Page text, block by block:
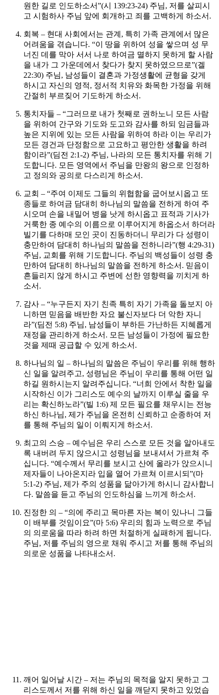
원한 길로 인도하소서”(시 139:23-24) 주님, 저를 살피시
고 시험하사 주님 앞에 회개하고 죄를 고백하게 하소서.
회복 – 현대 사회에서는 관계, 특히 가족 관계에서 많은
어려움을 겪습니다. “이 땅을 위하여 성을 쌓으며 성 무
너진 데를 막아 서서 나로 하여금 멸하지 못하게 할 사람
을 내가 그 가운데에서 찾다가 찾지 못하였으므로”(겔
22:30) 주님, 남성들이 결혼과 가정생활에 균형을 갖게
하시고 자신의 영적, 정서적 치유와 화목한 가정을 위해
간절히 부르짖어 기도하게 하소서.
통치자들 – “그러므로 내가 첫째로 권하노니 모든 사람
을 위하여 간구와 기도와 도고와 감사를 하되 임금들과
높은 지위에 있는 모든 사람을 위하여 하라 이는 우리가
모든 경건과 단정함으로 고요하고 평안한 생활을 하려
함이라”(딤전 2:1-2) 주님, 나라의 모든 통치자를 위해 기
도합니다. 모든 영역에서 주님을 만왕의 왕으로 인정하
고 정의와 공의로 다스리게 하소서.
교회 – “주여 이제도 그들의 위협함을 굽어보시옵고 또
종들로 하여금 담대히 하나님의 말씀을 전하게 하여 주
시오며 손을 내밀어 병을 낫게 하시옵고 표적과 기사가
거룩한 종 예수의 이름으로 이루어지게 하옵소서 하더라
빌기를 다하매 모인 곳이 진동하더니 무리가 다 성령이
충만하여 담대히 하나님의 말씀을 전하니라”(행 4:29-31)
주님, 교회를 위해 기도합니다. 주님의 백성들이 성령 충
만하여 담대히 하나님의 말씀을 전하게 하소서. 믿음이
흔들리지 않게 하시고 주변에 선한 영향력을 끼치게 하
소서.
감사 – “누구든지 자기 친족 특히 자기 가족을 돌보지 아
니하면 믿음을 배반한 자요 불신자보다 더 악한 자니
라”(딤전 5:8) 주님, 남성들이 부하든 가난하든 지혜롭게
재정을 관리하게 하소서. 모든 남성들이 가정에 필요한
것을 제때 공급할 수 있게 하소서.
하나님의 일 – 하나님의 말씀은 주님이 우리를 위해 행하
신 일을 알려주고, 성령님은 주님이 우리를 통해 어떤 일
하길 원하시는지 알려주십니다. “너희 안에서 착한 일을
시작하신 이가 그리스도 예수의 날까지 이루실 줄을 우
리는 확신하노라”(빌 1:6) 제 모든 필요를 채우시는 전능
하신 하나님, 제가 주님을 온전히 신뢰하고 순종하여 저
를 통해 주님의 일이 이뤄지게 하소서.
최고의 스승 – 예수님은 우리 스스로 모든 것을 알아내도
록 내버려 두지 않으시고 성령님을 보내셔서 가르쳐 주
십니다. “예수께서 무리를 보시고 산에 올라가 앉으시니
제자들이 나아온지라 입을 열어 가르쳐 이르시되”(마
5:1-2) 주님, 제가 주의 성품을 닮아가게 하시니 감사합니
다. 말씀을 듣고 주님의 인도하심을 느끼게 하소서.
진정한 의 – “의에 주리고 목마른 자는 복이 있나니 그들
이 배부를 것임이요”(마 5:6) 우리의 힘과 노력으로 주님
의 의로움을 따라 하려 하면 처절하게 실패하게 됩니다.
주님, 저를 주님의 영으로 채워 주시고 저를 통해 주님의
의로운 성품을 나타내소서.
깨어 일어날 시간 – 저는 주님의 목적을 알지 못하고 그
리스도께서 저를 위해 하신 일을 깨닫지 못하고 있었습